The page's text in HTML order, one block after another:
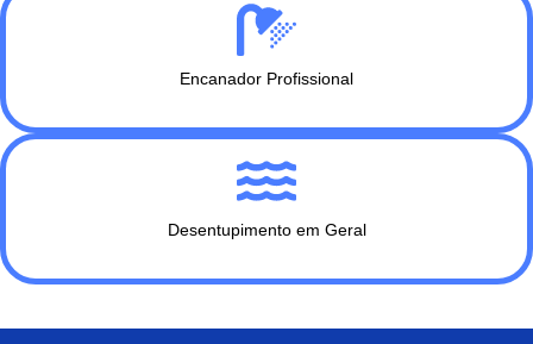
Encanador Profissional
Desentupimento em Geral